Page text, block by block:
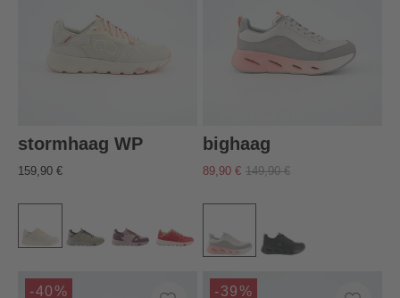
stormhaag WP
159,90 €
bighaag
89,90 € 149,90 €
-40% -39%